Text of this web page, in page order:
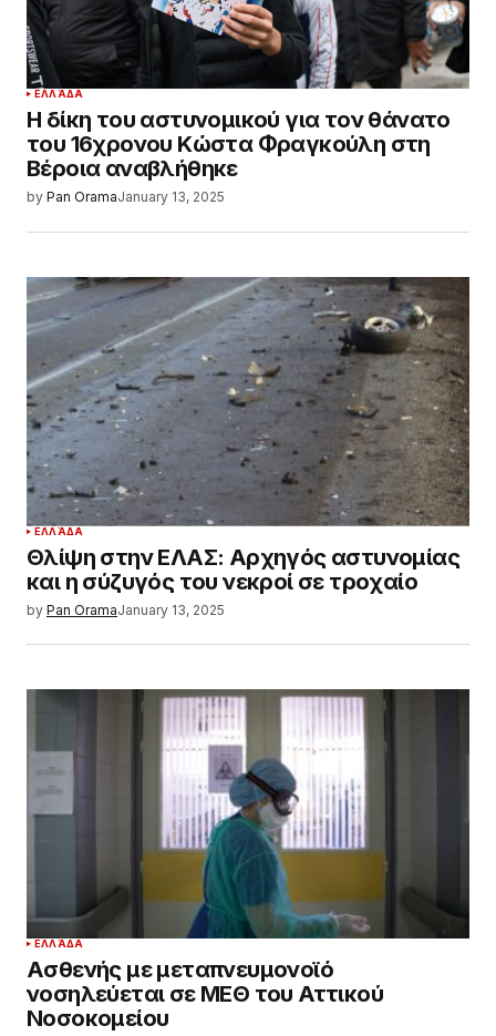
ΕΛΛΆΔΑ
Η δίκη του αστυνομικού για τον θάνατο
του 16χρονου Κώστα Φραγκούλη στη
Βέροια αναβλήθηκε
by Pan OramaJanuary 13, 2025
ΕΛΛΆΔΑ
Θλίψη στην ΕΛΑΣ: Αρχηγός αστυνομίας
και η σύζυγός του νεκροί σε τροχαίο
by Pan OramaJanuary 13, 2025
ΕΛΛΆΔΑ
Ασθενής με μεταπνευμονοϊό
νοσηλεύεται σε ΜΕΘ του Αττικού
Νοσοκομείου